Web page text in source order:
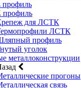
профиль
профиль
для ЛСТК
ЛСТК
профиль
уголок
металлоконструкции
прогоны
связь